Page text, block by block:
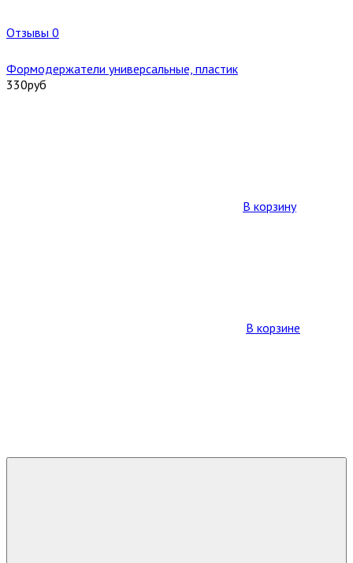
Отзывы 0
Формодержатели универсальные, пластик
330руб
В корзину
В корзине